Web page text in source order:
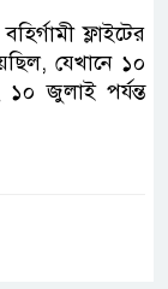
ফ্লাইটের
যেখানে ১০
জুলাই পর্যন্ত